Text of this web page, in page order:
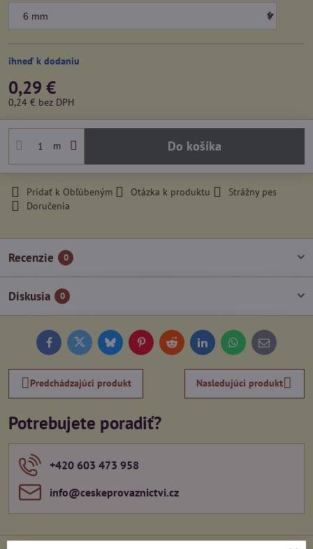
ihneď k dodaniu
0,29 €
0,24 € bez DPH
m Do košíka
Pridať k Obľúbeným Otázka k produktu
Strážny pes
Doručenia
Recenzie 0
Diskusia 0
FacebookTwitterBlueskyPinterestReddit LinkedInWhatsApp
E-
mail
Predchádzajúci produkt Nasledujúci produkt
Potrebujete poradiť?
+420 603 473 958
info​@ceskeprovaznictvi​.cz